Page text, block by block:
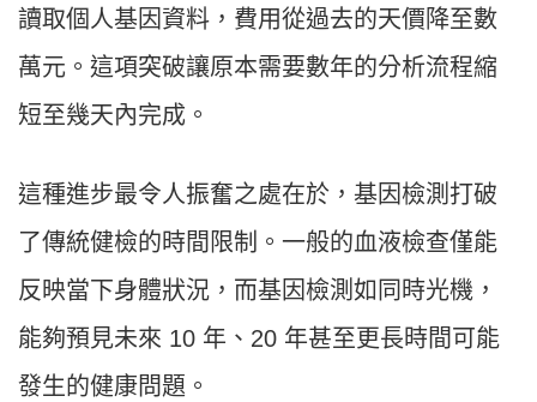
讀取個人基因資料，費用從過去的天價降至數
萬元。這項突破讓原本需要數年的分析流程縮
短至幾天內完成。
這種進步最令人振奮之處在於，基因檢測打破
了傳統健檢的時間限制。一般的血液檢查僅能
反映當下身體狀況，而基因檢測如同時光機，
能夠預見未來 10 年、20 年甚至更長時間可能
發生的健康問題。